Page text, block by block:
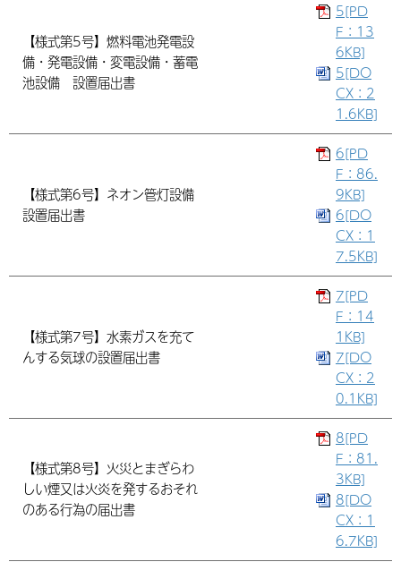
【様式第5号】燃料電池発電設
備・発電設備・変電設備・蓄電
池設備 設置届出書
5[PD
F：13
6KB]
5[DO
CX：2
1.6KB]
【様式第6号】ネオン管灯設備
設置届出書
6[PD
F：86.
9KB]
6[DO
CX：1
7.5KB]
【様式第7号】水素ガスを充て
んする気球の設置届出書
7[PD
F：14
1KB]
7[DO
CX：2
0.1KB]
【様式第8号】火災とまぎらわ
しい煙又は火炎を発するおそれ
のある行為の届出書
8[PD
F：81.
3KB]
8[DO
CX：1
6.7KB]